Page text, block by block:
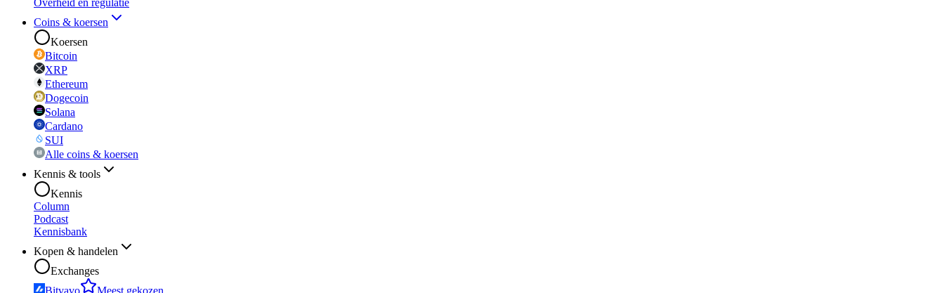
Overheid en regulatie
Coins & koersen
Koersen
Bitcoin
XRP
Ethereum
Dogecoin
Solana
Cardano
SUI
Alle coins & koersen
Kennis & tools
Kennis
Column
Podcast
Kennisbank
Kopen & handelen
Exchanges
Bitvavo
Meest gekozen